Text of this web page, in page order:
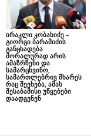
ირაკლი კობახიძე –
გიორგი ბარამიძის
განცხადება
მორალურად არის
ამაზრზენი და
სამარცხვინო,
სამართლებრივ მხარეს
რაც შეეხება, ამას
შესაბამისი უწყებები
დაადგენენ